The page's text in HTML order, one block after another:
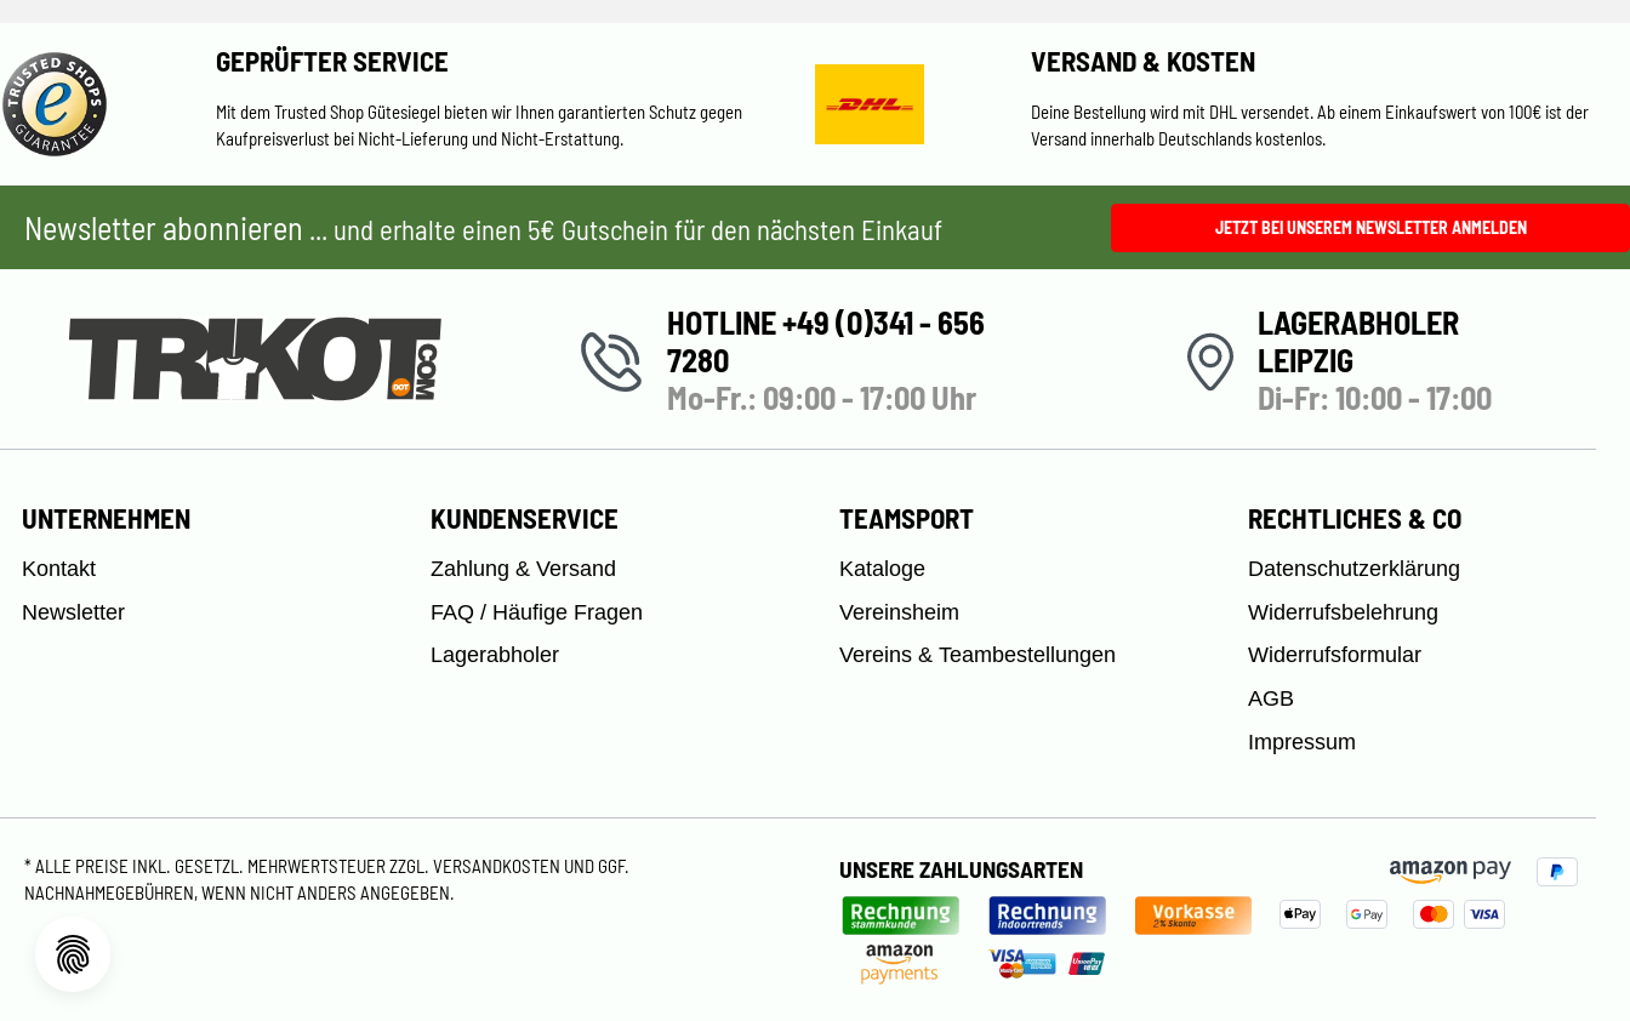
GEPRÜFTER SERVICE
Mit dem Trusted Shop Gütesiegel bieten wir Ihnen garantierten Schutz gegen
Kaufpreisverlust bei Nicht-Lieferung und Nicht-Erstattung.
VERSAND & KOSTEN
Deine Bestellung wird mit DHL versendet. Ab einem Einkaufswert von 100€ ist der
Versand innerhalb Deutschlands kostenlos.
Newsletter abonnieren ... und erhalte einen 5€ Gutschein für den nächsten Einkauf JETZT BEI UNSEREM NEWSLETTER ANMELDEN
HOTLINE +49 (0)341 - 656
7280
Mo-Fr.: 09:00 - 17:00 Uhr
LAGERABHOLER
LEIPZIG
Di-Fr: 10:00 - 17:00
UNTERNEHMEN
Kontakt
Newsletter
KUNDENSERVICE
Zahlung & Versand
FAQ / Häufige Fragen
Lagerabholer
TEAMSPORT
Kataloge
Vereinsheim
Vereins & Teambestellungen
RECHTLICHES & CO
Datenschutzerklärung
Widerrufsbelehrung
Widerrufsformular
AGB
Impressum
* ALLE PREISE INKL. GESETZL. MEHRWERTSTEUER ZZGL. VERSANDKOSTEN UND GGF.
NACHNAHMEGEBÜHREN, WENN NICHT ANDERS ANGEGEBEN.
UNSERE ZAHLUNGSARTEN